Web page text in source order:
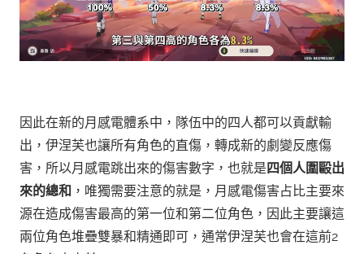
因此在新的月感電體系中，隊伍中的四人都可以貢獻輸
出，伊涅芙也讓所有角色的直傷，轉成新的劇變反應傷
害，所以月感電跳出來的傷害數字，也就是 四個人圍毆出
來的總和 ， 唯獨需要注意的就是，月感電傷害占比主要來
源在造成傷害最高的第一位和第二位角色，因此主要讓這
兩位角色堆疊雙暴和精通即可，通常伊涅芙也會在這前2